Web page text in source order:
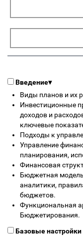
Введение▾
Виды планов и их
Инвестиционные
доходов и
ключевые
Подходы к
Управление
планирования,
Финансовая
Бюджетная
аналитики,
бюджетов.
Функциональная
Бюджетирования.
Базовые